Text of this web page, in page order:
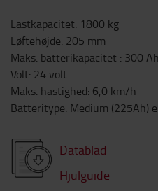
Lastkapacitet: 1800 kg
Løftehøjde: 205 mm
Maks. batterikapacitet : 300 Ah
Volt: 24 volt
Maks. hastighed: 6,0 km/h
Batteritype: Medium (225Ah)
Datablad
Hjulguide